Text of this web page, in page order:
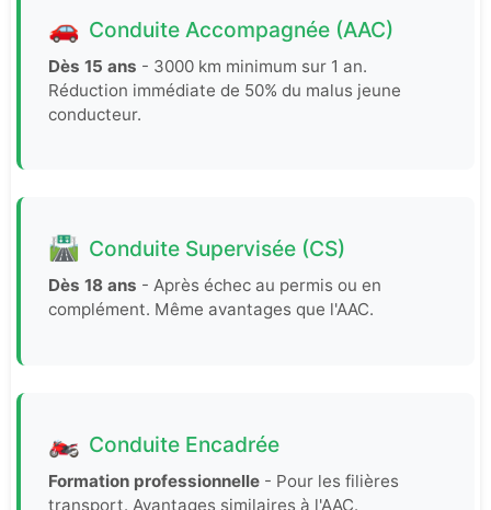
🚗 Conduite Accompagnée (AAC)
Dès 15 ans - 3000 km minimum sur 1 an.
Réduction immédiate de 50% du malus jeune
conducteur.
🛣️ Conduite Supervisée (CS)
Dès 18 ans - Après échec au permis ou en
complément. Même avantages que l'AAC.
🏍️ Conduite Encadrée
Formation professionnelle - Pour les filières
transport. Avantages similaires à l'AAC.